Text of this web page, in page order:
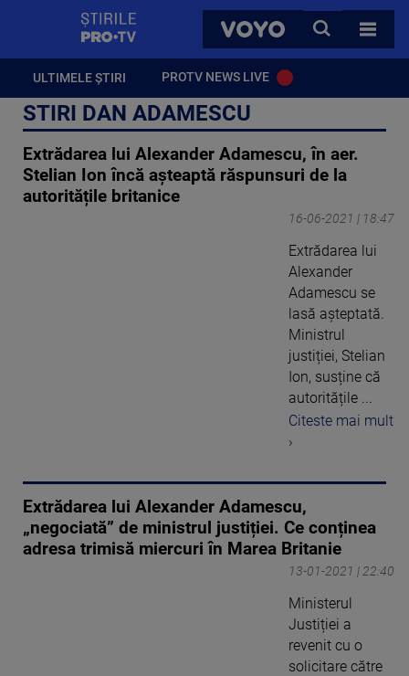
VOYO
CAUTA
TOATE
ULTIMELE ȘTIRI PROTV NEWS LIVE
STIRI DAN ADAMESCU
Extrădarea lui Alexander Adamescu, în aer.
Stelian Ion încă așteaptă răspunsuri de la
autoritățile britanice
16-06-2021 | 18:47
Extrădarea lui
Alexander
Adamescu se
lasă așteptată.
Ministrul
justiției, Stelian
Ion, susține că
autoritățile ...
Citeste mai mult
›
Extrădarea lui Alexander Adamescu,
„negociată” de ministrul justiției. Ce conținea
adresa trimisă miercuri în Marea Britanie
13-01-2021 | 22:40
Ministerul
Justiției a
revenit cu o
solicitare către